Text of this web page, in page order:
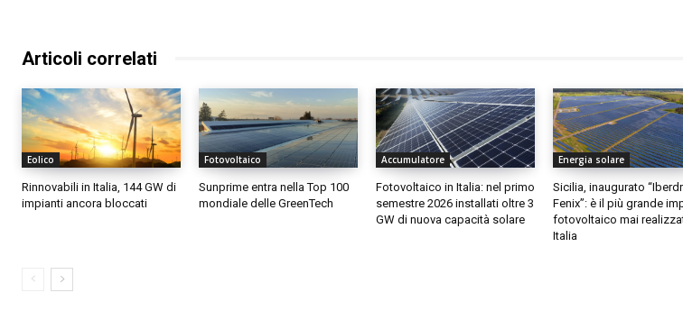
Articoli correlati
Eolico
Rinnovabili in Italia, 144 GW di
impianti ancora bloccati
Fotovoltaico
Sunprime entra nella Top 100
mondiale delle GreenTech
Accumulatore
Fotovoltaico in Italia: nel primo
semestre 2026 installati oltre 3
GW di nuova capacità solare
Energia solare
Sicilia, inaugurato
Fenix”: è il più grande
fotovoltaico mai
Italia